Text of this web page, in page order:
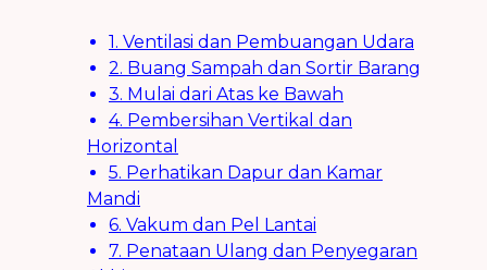
1. Ventilasi dan Pembuangan Udara
2. Buang Sampah dan Sortir Barang
3. Mulai dari Atas ke Bawah
4. Pembersihan Vertikal dan
Horizontal
5. Perhatikan Dapur dan Kamar
Mandi
6. Vakum dan Pel Lantai
7. Penataan Ulang dan Penyegaran